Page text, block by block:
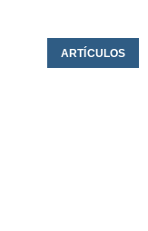
ARTÍCULOS